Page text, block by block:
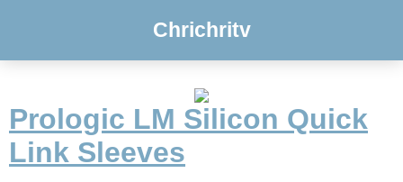
Chrichritv
Prologic LM Silicon Quick
Link Sleeves